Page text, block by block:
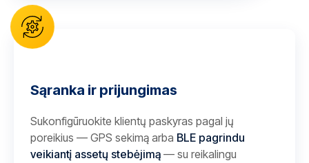
Sąranka ir prijungimas
Sukonfigūruokite klientų paskyras pagal jų
poreikius — GPS sekimą arba BLE pagrindu
veikiantį assetų stebėjimą — su reikalingu